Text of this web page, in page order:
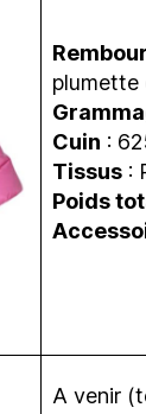
plumette
Cuin :
Tissus :
Poids
A venir